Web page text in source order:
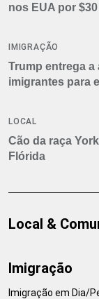
nos EUA por
IMIGRAÇÃO
Trump entrega
imigrantes para
LOCAL
Cão da raça
Flórida
Local &
Imigração
Imigração em Dia/